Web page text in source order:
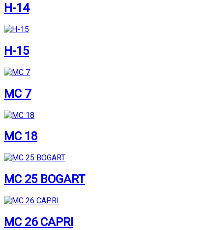
H-14
H-15
MC 7
MC 18
MC 25 BOGART
MC 26 CAPRI